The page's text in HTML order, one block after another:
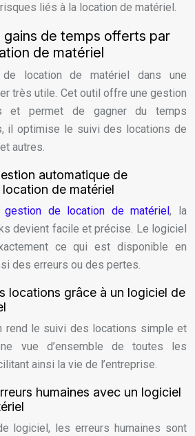
liés à la location de matériel.
gains de temps offerts par
de matériel
location de matériel dans une
très utile. Cet outil offre une gestion
et permet de gagner du temps
il optimise le suivi des locations de
autres.
automatique de
location de matériel
de location de matériel, la
devient facile et précise. Le logiciel
ce qui est disponible en
des erreurs ou des pertes.
locations grâce à un logiciel de
rend le suivi des locations simple et
vue d’ensemble de toutes les
ainsi la vie de l’entreprise.
humaines avec un logiciel
logiciel, les erreurs humaines sont